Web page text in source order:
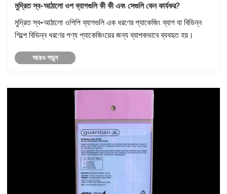
মুদ্রিত স্ব-আঠালো ওপ ব্যাগগুলি কী কী এবং সেগুলি কেন কার্যকর?
মুদ্রিত স্ব-আঠালো ওপিপি ব্যাগগুলি এক ধরণের প্যাকেজিং ব্যাগ যা বিভিন্ন
শিল্পে বিভিন্ন ধরণের পণ্য প্যাকেজিংয়ের জন্য ব্যাপকভাবে ব্যবহৃত হয়।
আরও পড়ুন